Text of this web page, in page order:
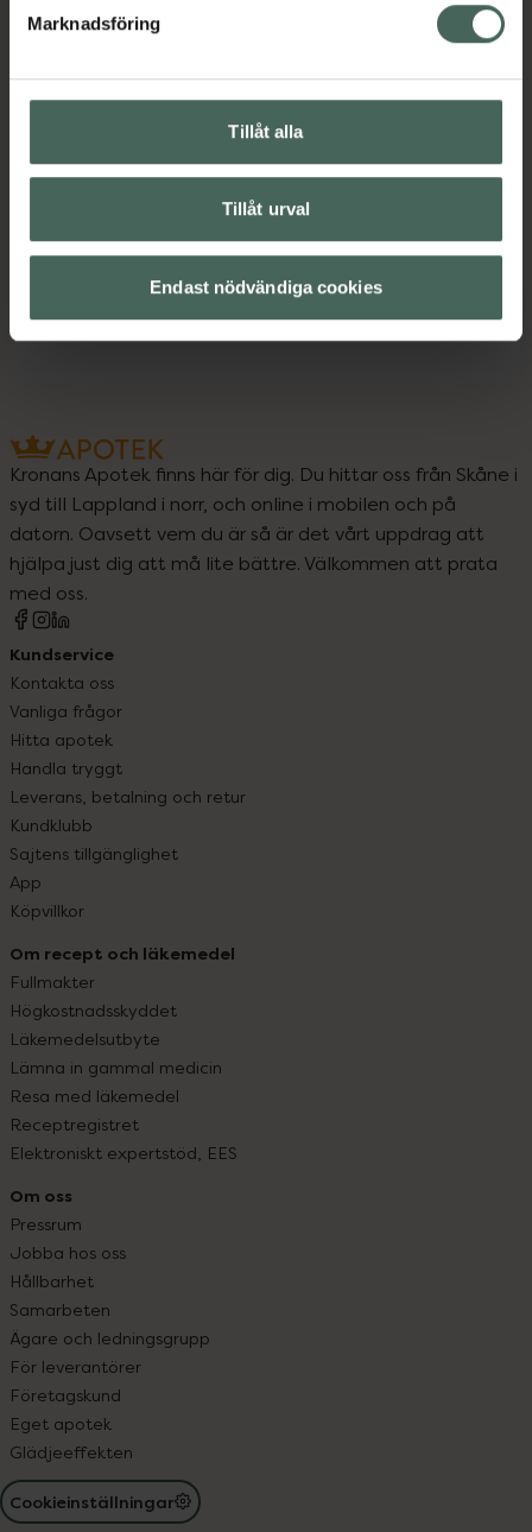
Marknadsföring
Tillåt alla
Tillåt urval
Endast nödvändiga cookies
Innehåll Visa
Instruktioner Visa
Upptäck flera produkter inom
Fot- och nagelsvamp
Fotvård
Kronans Apotek finns här för dig. Du hittar oss från Skåne i
syd till Lappland i norr, och online i mobilen och på
datorn. Oavsett vem du är så är det vårt uppdrag att
hjälpa just dig att må lite bättre. Välkommen att prata
med oss.
Kundservice
Kontakta oss
Vanliga frågor
Hitta apotek
Handla tryggt
Leverans, betalning och retur
Kundklubb
Sajtens tillgänglighet
App
Köpvillkor
Om recept och läkemedel
Fullmakter
Högkostnadsskyddet
Läkemedelsutbyte
Lämna in gammal medicin
Resa med läkemedel
Receptregistret
Elektroniskt expertstöd, EES
Om oss
Pressrum
Jobba hos oss
Hållbarhet
Samarbeten
Ägare och ledningsgrupp
För leverantörer
Företagskund
Eget apotek
Glädjeeffekten
Cookieinställningar